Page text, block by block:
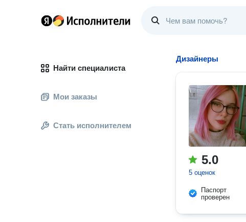
Найти специалиста
Мои заказы
Стать исполнителем
Дизайнеры
5.0
5 оценок
Паспорт
проверен